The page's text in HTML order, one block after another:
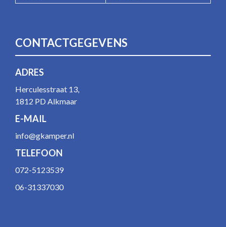
CONTACTGEGEVENS
ADRES
Herculesstraat 13,
1812 PD Alkmaar
E-MAIL
info@gkamper.nl
TELEFOON
072-5123539
06-31337030